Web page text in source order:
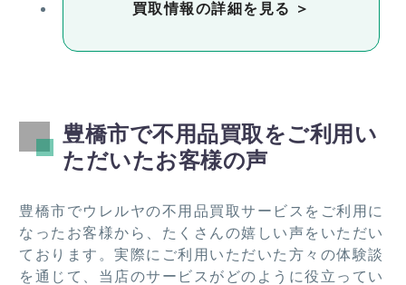
買取情報の詳細を見る
豊橋市で不用品買取をご利用い
ただいたお客様の声
豊橋市でウレルヤの不用品買取サービスをご利用に
なったお客様から、たくさんの嬉しい声をいただい
ております。実際にご利用いただいた方々の体験談
を通じて、当店のサービスがどのように役立ってい